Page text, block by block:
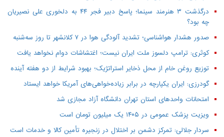
درگذشت ۳ هنرمند سینما؛ پاسخ دبیر فجر ۴۴ به دلخوری علی نصیریان
چه بود؟
صدور هشدار هواشناسی؛ تشدید آلودگی هوا در ۷ کلانشهر تا روز سه‌شنبه
کوثری: ترامپ دلسوز ملت ایران نیست؛ اغتشاشات دوام نخواهد یافت
توزیع روغن خام از محل ذخایر استراتژیک؛ بهبود شرایط از دو هفته آینده
گودرزی: ایران یکپارچه در برابر زیاده‌خواهی‌های آمریکا خواهد ایستاد
امتحانات واحدهای استان تهران دانشگاه آزاد مجازی شد
ویزیت پزشک عمومی در ۱۴۰۵ یک میلیون تومان است
سردار جلالی: تمرکز دشمن بر اختلال در زنجیره تأمین کالا و خدمات است